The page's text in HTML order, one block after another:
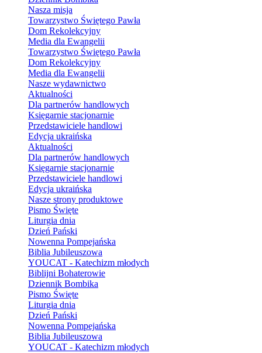
Nasza misja
Towarzystwo Świętego Pawła
Dom Rekolekcyjny
Media dla Ewangelii
Towarzystwo Świętego Pawła
Dom Rekolekcyjny
Media dla Ewangelii
Nasze wydawnictwo
Aktualności
Dla partnerów handlowych
Księgarnie stacjonarnie
Przedstawiciele handlowi
Edycja ukraińska
Aktualności
Dla partnerów handlowych
Księgarnie stacjonarnie
Przedstawiciele handlowi
Edycja ukraińska
Nasze strony produktowe
Pismo Święte
Liturgia dnia
Dzień Pański
Nowenna Pompejańska
Biblia Jubileuszowa
YOUCAT - Katechizm młodych
Biblijni Bohaterowie
Dziennik Bombika
Pismo Święte
Liturgia dnia
Dzień Pański
Nowenna Pompejańska
Biblia Jubileuszowa
YOUCAT - Katechizm młodych